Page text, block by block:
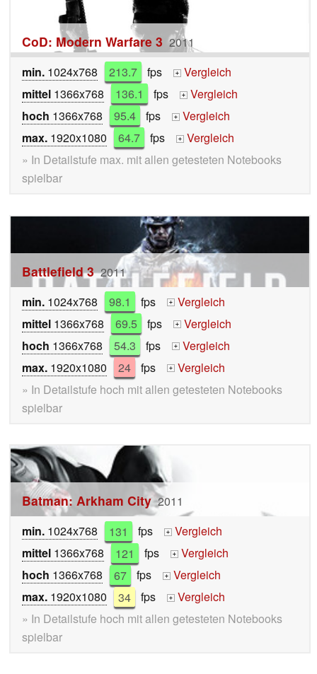
CoD: Modern Warfare 3 2011
min. 1024x768 213.7 fps +
Vergleich
mittel 1366x768 136.1 fps +
Vergleich
hoch 1366x768 95.4 fps +
Vergleich
max. 1920x1080 64.7 fps +
Vergleich
» In Detailstufe max. mit allen getesteten Notebooks
spielbar
Battlefield 3 2011
min. 1024x768 98.1 fps +
Vergleich
mittel 1366x768 69.5 fps +
Vergleich
hoch 1366x768 54.3 fps +
Vergleich
max. 1920x1080 24 fps +
Vergleich
» In Detailstufe hoch mit allen getesteten Notebooks
spielbar
Batman: Arkham City 2011
min. 1024x768 131 fps +
Vergleich
mittel 1366x768 121 fps +
Vergleich
hoch 1366x768 67 fps +
Vergleich
max. 1920x1080 34 fps +
Vergleich
» In Detailstufe hoch mit allen getesteten Notebooks
spielbar